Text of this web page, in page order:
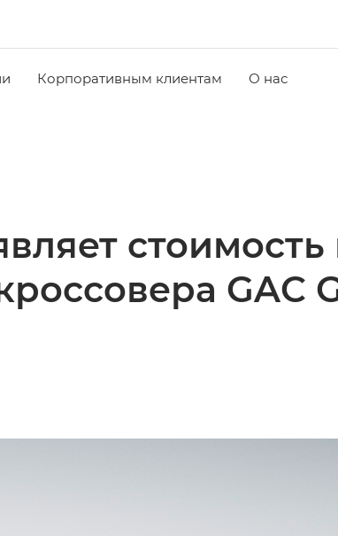
Корпоративным клиентам О нас
GAC